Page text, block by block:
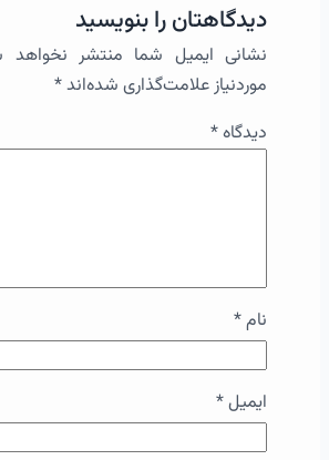
دیدگاهتان را بنویسید
نشانی ایمیل شما منتشر نخواهد
موردنیاز علامت‌گذاری شده‌اند*
دیدگاه*
نام*
ایمیل*